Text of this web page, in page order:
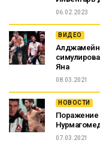
06.02.2023
ВИДЕО
Алджамейн
Яна
08.03.2021
НОВОСТИ
Поражение
07.03.2021